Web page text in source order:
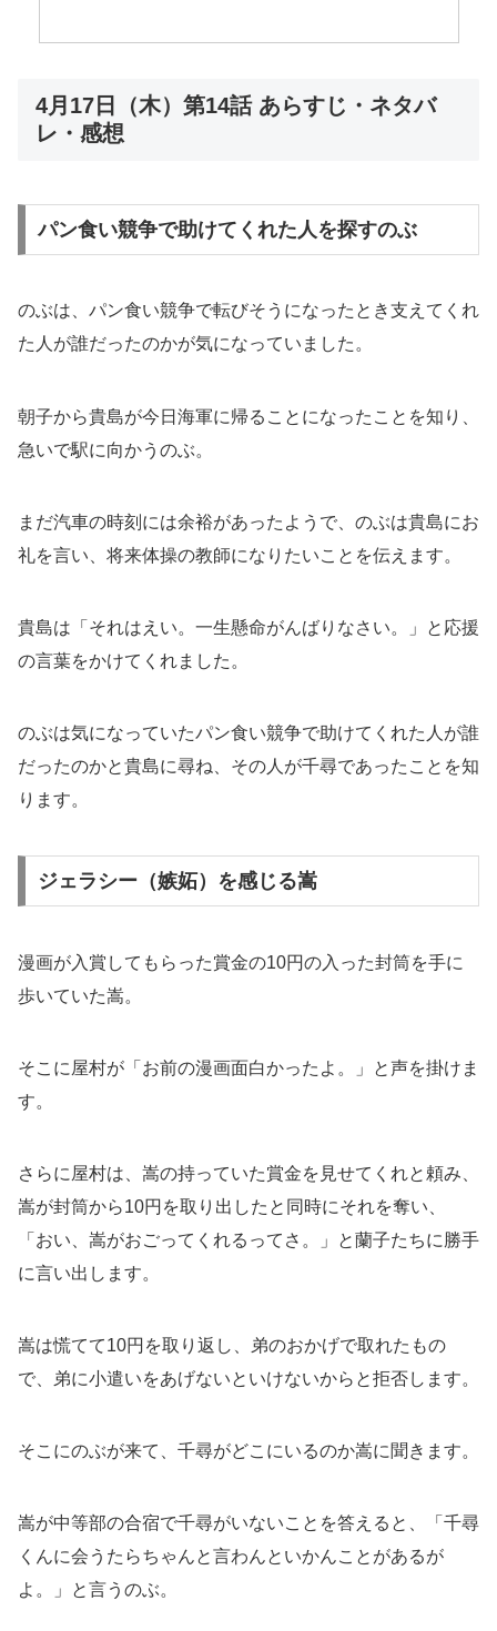
4月17日（木）第14話 あらすじ・ネタバ
レ・感想
パン食い競争で助けてくれた人を探すのぶ
のぶは、パン食い競争で転びそうになったとき支えてくれ
た人が誰だったのかが気になっていました。
朝子から貴島が今日海軍に帰ることになったことを知り、
急いで駅に向かうのぶ。
まだ汽車の時刻には余裕があったようで、のぶは貴島にお
礼を言い、将来体操の教師になりたいことを伝えます。
貴島は「それはえい。一生懸命がんばりなさい。」と応援
の言葉をかけてくれました。
のぶは気になっていたパン食い競争で助けてくれた人が誰
だったのかと貴島に尋ね、その人が千尋であったことを知
ります。
ジェラシー（嫉妬）を感じる嵩
漫画が入賞してもらった賞金の10円の入った封筒を手に
歩いていた嵩。
そこに屋村が「お前の漫画面白かったよ。」と声を掛けま
す。
さらに屋村は、嵩の持っていた賞金を見せてくれと頼み、
嵩が封筒から10円を取り出したと同時にそれを奪い、
「おい、嵩がおごってくれるってさ。」と蘭子たちに勝手
に言い出します。
嵩は慌てて10円を取り返し、弟のおかげで取れたもの
で、弟に小遣いをあげないといけないからと拒否します。
そこにのぶが来て、千尋がどこにいるのか嵩に聞きます。
嵩が中等部の合宿で千尋がいないことを答えると、「千尋
くんに会うたらちゃんと言わんといかんことがあるが
よ。」と言うのぶ。